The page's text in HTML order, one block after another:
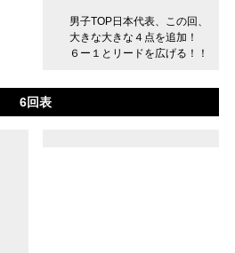
男子TOP日本代表、この回、
大きな大きな４点を追加！
６ー１とリードを広げる！！
6回表